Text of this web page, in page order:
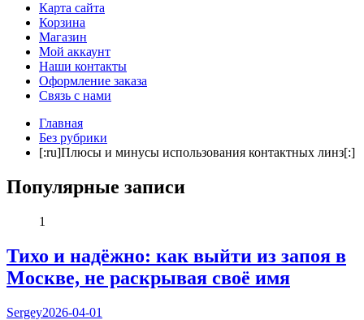
Карта сайта
Корзина
Магазин
Мой аккаунт
Наши контакты
Оформление заказа
Связь с нами
Главная
Без рубрики
[:ru]Плюсы и минусы использования контактных линз[:]
Популярные записи
1
Тихо и надёжно: как выйти из запоя в
Москве, не раскрывая своё имя
Sergey2026-04-01